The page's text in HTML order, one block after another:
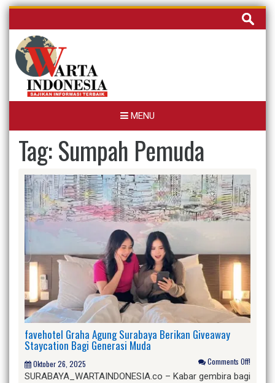
Skip
content
Cari
untuk:
MENU
Tag:Sumpah Pemuda
favehotel Graha Agung Surabaya Berikan Giveaway
Staycation Bagi Generasi Muda
Oktober 26, 2025 Comments Off!
SURABAYA_WARTAINDONESIA.co – Kabar gembira bagi